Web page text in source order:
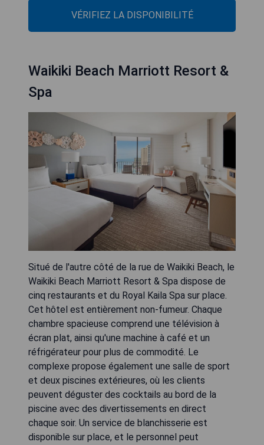
VÉRIFIEZ LA DISPONIBILITÉ
Waikiki Beach Marriott Resort &
Spa
Situé de l'autre côté de la rue de Waikiki Beach, le
Waikiki Beach Marriott Resort & Spa dispose de
cinq restaurants et du Royal Kaila Spa sur place.
Cet hôtel est entièrement non-fumeur. Chaque
chambre spacieuse comprend une télévision à
écran plat, ainsi qu'une machine à café et un
réfrigérateur pour plus de commodité. Le
complexe propose également une salle de sport
et deux piscines extérieures, où les clients
peuvent déguster des cocktails au bord de la
piscine avec des divertissements en direct
chaque soir. Un service de blanchisserie est
disponible sur place, et le personnel peut